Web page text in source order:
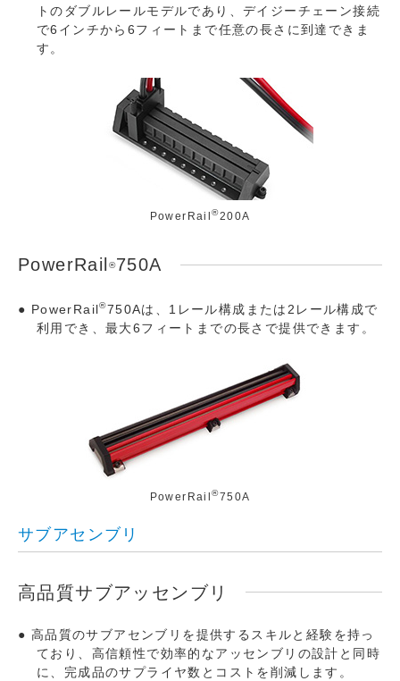
トのダブルレールモデルであり、デイジーチェーン接続
で6インチから6フィートまで任意の長さに到達できま
す。
PowerRail®200A
PowerRail ®750A
PowerRail®750Aは、1レール構成または2レール構成で
利用でき、最大6フィートまでの長さで提供できます。
PowerRail®750A
サブアセンブリ
高品質サブアッセンブリ
高品質のサブアセンブリを提供するスキルと経験を持っ
ており、高信頼性で効率的なアッセンブリの設計と同時
に、完成品のサプライヤ数とコストを削減します。